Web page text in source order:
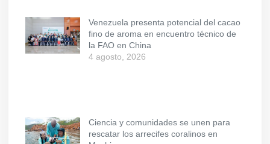
Venezuela presenta potencial del cacao
fino de aroma en encuentro técnico de
la FAO en China
4 agosto, 2026
Ciencia y comunidades se unen para
rescatar los arrecifes coralinos en